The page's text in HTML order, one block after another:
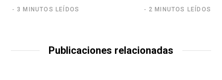
3 MINUTOS LEÍDOS 2 MINUTOS LEÍDOS
Publicaciones relacionadas